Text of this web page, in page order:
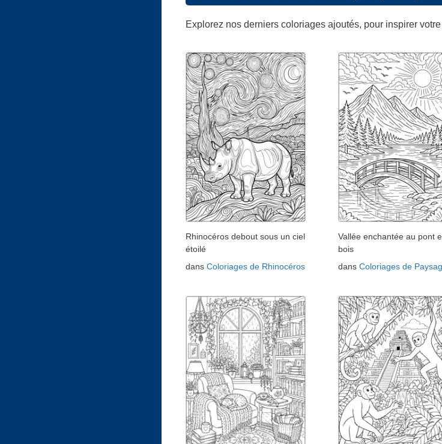
Explorez nos derniers coloriages ajoutés, pour inspirer
Rhinocéros debout sous un ciel
étoilé
dans Coloriages de Rhinocéros
Vallée enchantée au pont
bois
dans Coloriages de